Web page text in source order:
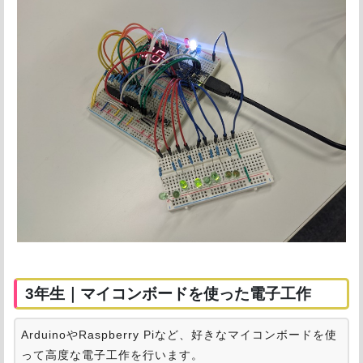
3年生｜マイコンボードを使った電子工作
ArduinoやRaspberry Piなど、好きなマイコンボードを使
って高度な電子工作を行います。